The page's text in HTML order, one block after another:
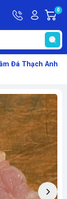
HotlineTài
khoản
Hello,
Khách
0
Đá Thạch Anh